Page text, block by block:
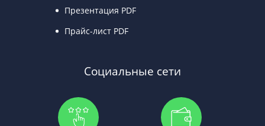
Презентация PDF
Прайс-лист PDF
Социальные сети